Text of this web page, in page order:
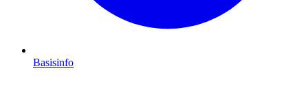
Basisinfo